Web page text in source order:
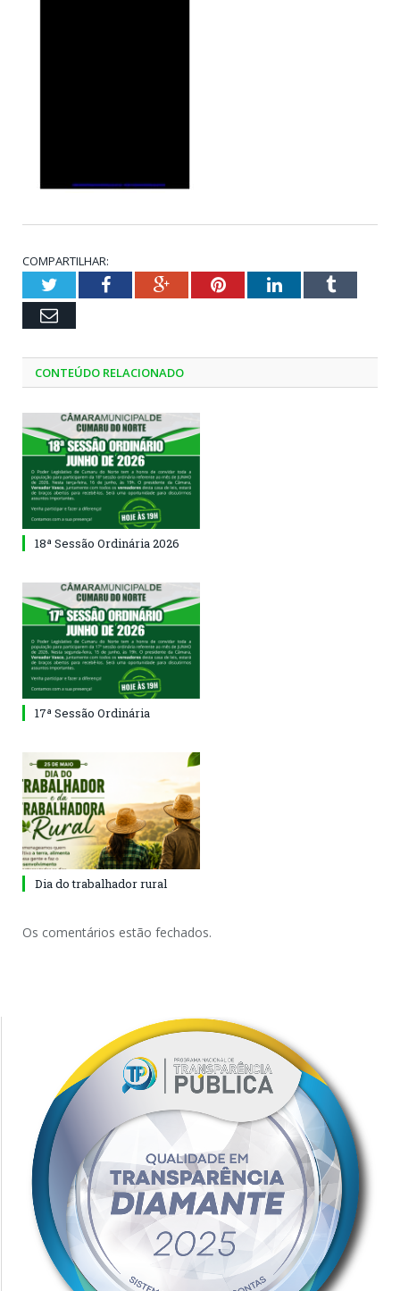
COMPARTILHAR:
TwitterFacebookGoogle+PinterestLinkedInTumblr
Email
CONTEÚDO RELACIONADO
18ª Sessão Ordinária 2026
17ª Sessão Ordinária
Dia do trabalhador rural
Os comentários estão fechados.